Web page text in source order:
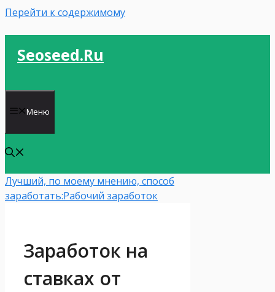
Перейти к содержимому
Seoseed.ru
Меню
Лучший, по моему мнению, способ
заработать:Рабочий заработок
Заработок на
ставках от